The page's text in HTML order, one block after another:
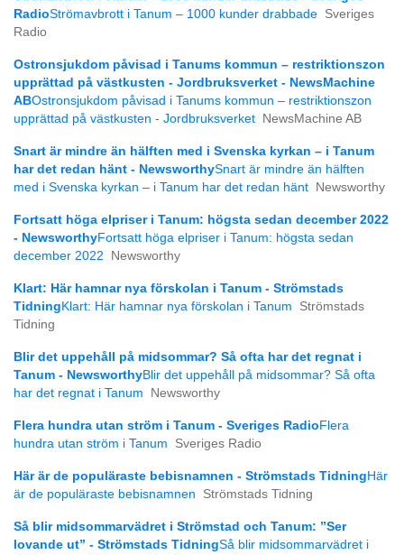
RadioStrömavbrott i Tanum – 1000 kunder drabbade Sveriges
Radio
Ostronsjukdom påvisad i Tanums kommun – restriktionszon
upprättad på västkusten - Jordbruksverket - NewsMachine
ABOstronsjukdom påvisad i Tanums kommun – restriktionszon
upprättad på västkusten - Jordbruksverket
NewsMachine AB
Snart är mindre än hälften med i Svenska kyrkan – i Tanum
har det redan hänt - NewsworthySnart är mindre än hälften
med i Svenska kyrkan – i Tanum har det redan hänt
Newsworthy
Fortsatt höga elpriser i Tanum: högsta sedan december 2022
- NewsworthyFortsatt höga elpriser i Tanum: högsta sedan
december 2022
Newsworthy
Klart: Här hamnar nya förskolan i Tanum - Strömstads
Tidning Klart: Här hamnar nya förskolan i Tanum
Strömstads
Tidning
Blir det uppehåll på mid­sommar? Så ofta har det regnat i
Tanum - NewsworthyBlir det uppehåll på mid­sommar? Så ofta
har det regnat i Tanum
Newsworthy
Flera hundra utan ström i Tanum - Sveriges Radio Flera
hundra utan ström i Tanum
Sveriges Radio
Här är de populäraste bebisnamnen - Strömstads Tidning Här
är de populäraste bebisnamnen
Strömstads Tidning
Så blir midsommarvädret i Strömstad och Tanum: ”Ser
lovande ut” - Strömstads TidningSå blir midsommarvädret i